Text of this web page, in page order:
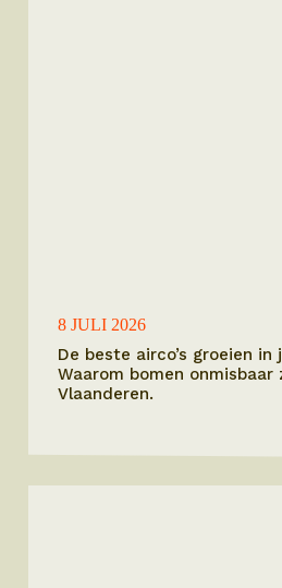
8 JULI 2026
De beste airco’s groeien
Waarom bomen
Vlaanderen.